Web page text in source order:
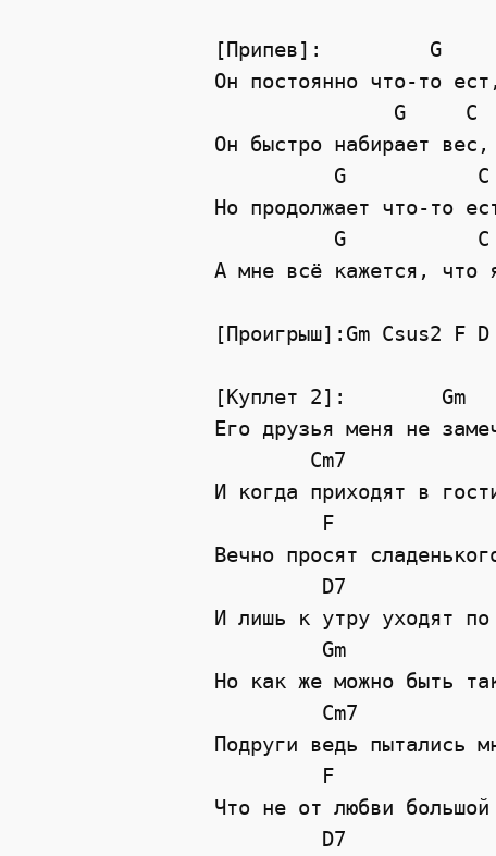
[Припев]:         G
Он постоянно что-то
G
C
Он быстро набирает
G
C
Но продолжает что-то
G
C
А мне всё кажется, что
[Проигрыш]:Gm Csus2 F D
[Куплет 2]:        Gm
Его друзья меня не
Cm7
И когда приходят в
F
Вечно просят
D7
И лишь к утру уходят по
Gm
Но как же можно быть
Cm7
Подруги ведь пытались
F
Что не от любви большой
D7